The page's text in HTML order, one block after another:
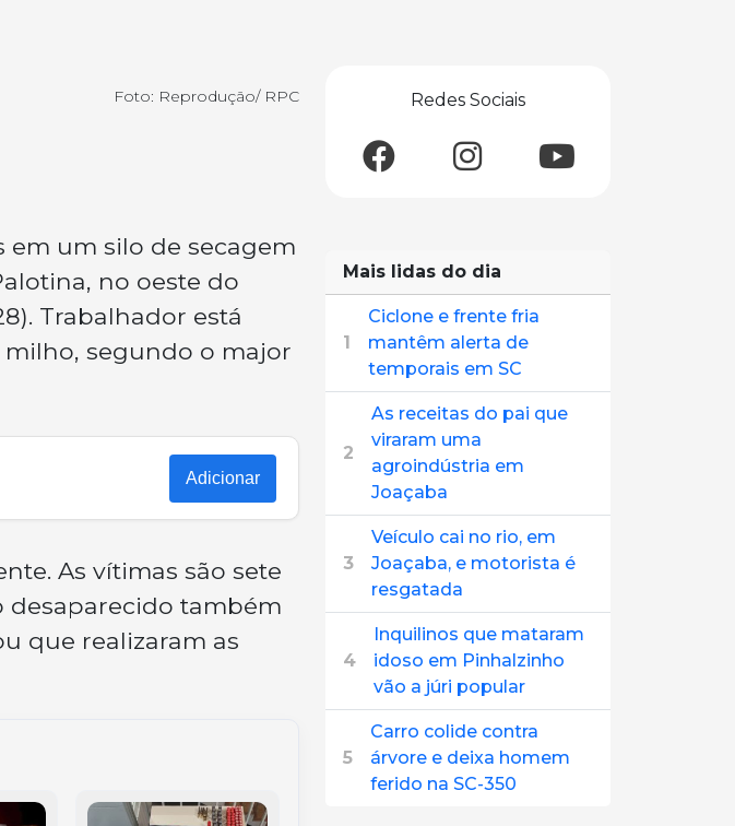
Foto: Reprodução/ RPC
em um silo de secagem
no oeste do
Trabalhador está
segundo o major
Adicionar
As vítimas são sete
desaparecido também
que realizaram as
Redes Sociais
Mais lidas do dia
1
Ciclone e frente fria
mantêm alerta de
temporais em SC
2
As receitas do pai que
viraram uma
agroindústria em
Joaçaba
3
Veículo cai no rio, em
Joaçaba, e motorista é
resgatada
4
Inquilinos que mataram
idoso em Pinhalzinho
vão a júri popular
5
Carro colide contra
árvore e deixa homem
ferido na SC-350